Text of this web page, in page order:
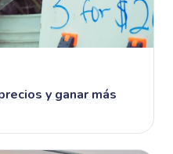
y ganar más